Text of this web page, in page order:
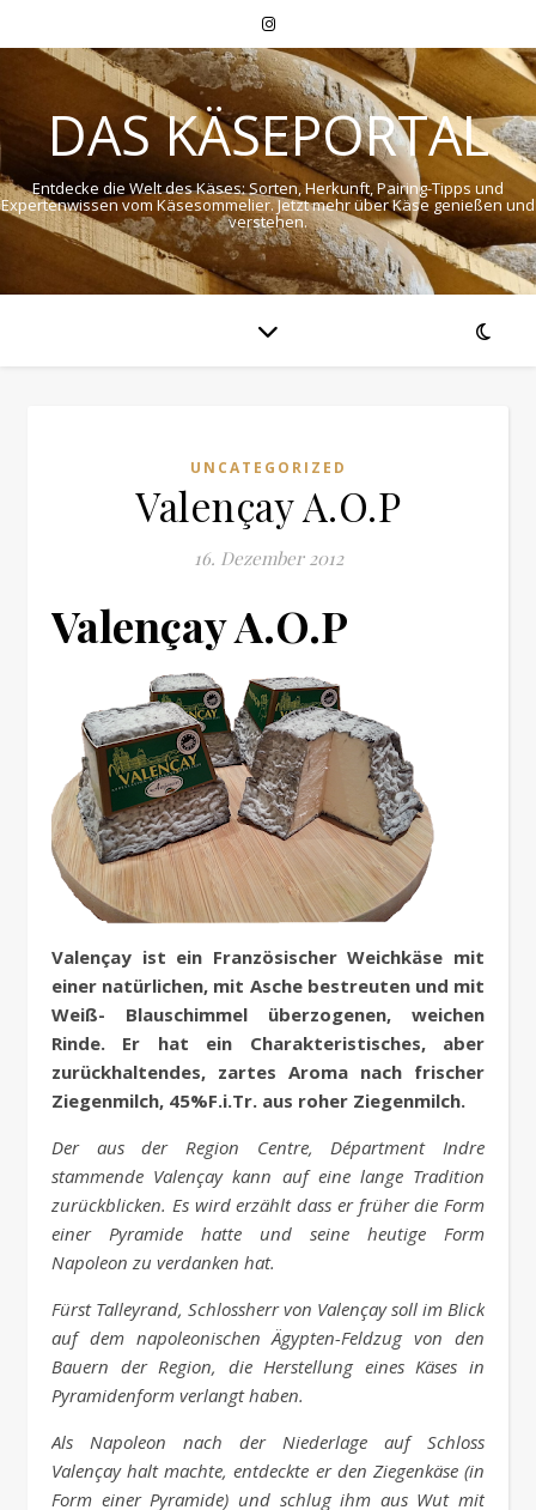
DAS KÄSEPORTAL
Entdecke die Welt des Käses: Sorten, Herkunft, Pairing-Tipps und
Expertenwissen vom Käsesommelier. Jetzt mehr über Käse genießen und
verstehen.
UNCATEGORIZED
Valençay A.O.P
16. Dezember 2012
ValençayA.O.P
Valençay ist ein Französischer Weichkäse mit
einer natürlichen, mit Asche bestreuten und mit
Weiß- Blauschimmel überzogenen, weichen
Rinde. Er hat ein Charakteristisches, aber
zurückhaltendes, zartes Aroma nach frischer
Ziegenmilch, 45%F.i.Tr. aus roher Ziegenmilch.
Der aus der Region Centre, Départment Indre
stammende Valençaykann auf eine lange Tradition
zurückblicken. Es wird erzählt dass er früher die Form
einer Pyramide hatte und seine heutige Form
Napoleon zu verdanken hat.
Fürst Talleyrand, Schlossherr von Valençaysoll im Blick
auf dem napoleonischen Ägypten-Feldzug von den
Bauern der Region, die Herstellung eines Käses in
Pyramidenform verlangt haben.
Als Napoleon nach der Niederlage auf Schloss
Valençayhalt machte, entdeckte er den Ziegenkäse (in
Form einer Pyramide) und schlug ihm aus Wut mit